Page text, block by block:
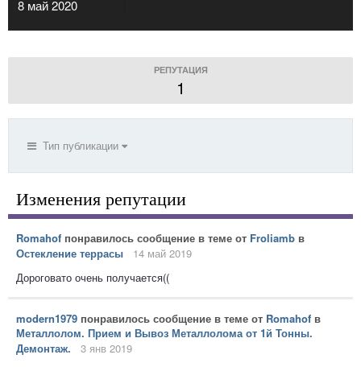
8 май 2020
РЕПУТАЦИЯ
1
Тип публикации
Изменения репутации
Romahof понравилось сообщение в теме от Froliamb в
Остекление террасы
14 май 2019
Дороговато очень получается((
modern1979 понравилось сообщение в теме от Romahof в
Металлолом. Прием и Вывоз Металлолома от 1й Тонны.
Демонтаж.
3 янв 2019